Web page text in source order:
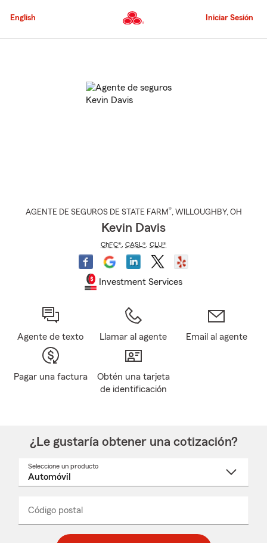
al
principal
English Iniciar Sesión
AGENTE DE SEGUROS DE STATE FARM®, WILLOUGHBY, OH
Kevin Davis
ChFC® CASL® CLU®
Investment Services
Agente de texto Llamar al agente Email al agente
Pagar una factura
Obtén una tarjeta
de identificación
¿Le gustaría obtener una cotización?
Seleccione un producto
desplegable
Código postal
_____